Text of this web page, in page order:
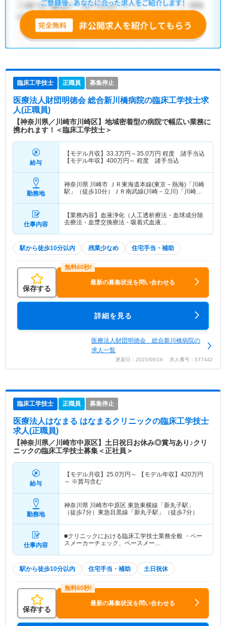
臨床工学技士 正職員 募集停止
医療法人財団明徳会 総合新川橋病院の臨床工学技士求
人(正職員)
【神奈川県／川崎市川崎区】地域密着型の病院で幅広い業務に
携われます！＜臨床工学技士＞
給与
【モデル月収】 33.3万円～35.0万円 程度 諸手当込
【モデル年収】 400万円～ 程度 諸手当込
勤務地
神奈川県 川崎市 ＪＲ東海道本線(東京－熱海)「川崎
駅」（徒歩10分）ＪＲ南武線(川崎－立川)「川崎
仕事内容
【業務内容】血液浄化（人工透析療法・血球成分除
去療法・血漿交換療法・吸着式血液…
駅から徒歩10分以内 残業少なめ 住宅手当・補助
保存する
最新の募集状況を問い合わせる
詳細を見る
医療法人財団明徳会 総合新川橋病院の
求人一覧
更新日：2025/06/16 求人番号：577442
臨床工学技士 正職員 募集停止
医療法人はなまる はなまるクリニックの臨床工学技士
求人(正職員)
【神奈川県／川崎市中原区】土日祝日お休み◎賞与あり♪クリ
ニックの臨床工学技士募集＜正社員＞
給与
【モデル月収】 25.0万円～ 【モデル年収】 420万円
～ ※賞与含む
勤務地
神奈川県 川崎市中原区 東急東横線「新丸子駅」
（徒歩7分）東急目黒線「新丸子駅」（徒歩7分）
仕事内容
■クリニックにおける臨床工学技士業務全般 ・ペー
スメーカーチェック、ペースメー…
駅から徒歩10分以内 住宅手当・補助 土日祝休
保存する
最新の募集状況を問い合わせる